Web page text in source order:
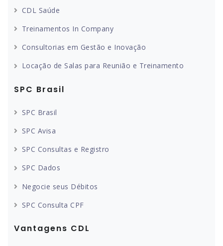
CDL Saúde
Treinamentos In Company
Consultorias em Gestão e Inovação
Locação de Salas para Reunião e Treinamento
SPC Brasil
SPC Brasil
SPC Avisa
SPC Consultas e Registro
SPC Dados
Negocie seus Débitos
SPC Consulta CPF
Vantagens CDL